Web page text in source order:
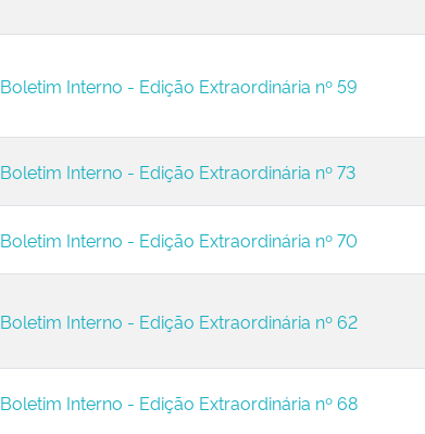
Boletim Interno - Edição Extraordinária nº 59
Boletim Interno - Edição Extraordinária nº 73
Boletim Interno - Edição Extraordinária nº 70
Boletim Interno - Edição Extraordinária nº 62
Boletim Interno - Edição Extraordinária nº 68